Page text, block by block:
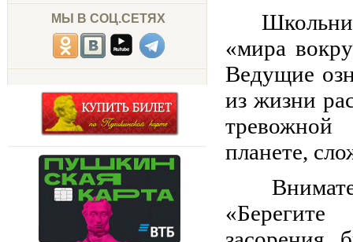
МЫ В СОЦ.СЕТЯХ
«мира
Ведущие
из жизни
тревожной
планете,